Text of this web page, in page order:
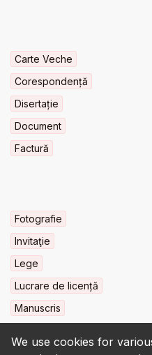
We use cookies for
Carte Veche
Corespondență
Disertație
Document
Factură
Fotografie
Invitaţie
Lege
Lucrare de licență
Manuscris